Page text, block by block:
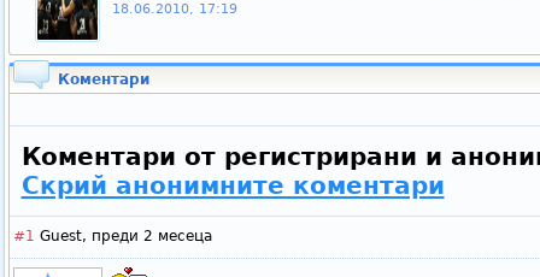
18.06.2010, 17:19
Коментари
Коментари от регистрирани и
Скрий анонимните коментари
#1 Guest, преди 2 месеца